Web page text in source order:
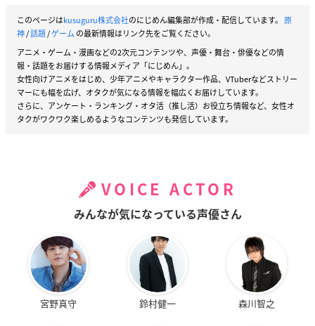
このページはkusuguru株式会社のにじめん編集部が作成・配信しています。 原
神/話題/ゲーム の最新情報はリンク先をご覧ください。
アニメ・ゲーム・漫画などの2次元コンテンツや、声優・舞台・俳優などの情
報・話題をお届けする情報メディア「にじめん」。
女性向けアニメをはじめ、少年アニメやキャラクター作品、VTuberなどストリー
マーにも幅を広げ、オタクが気になる情報を幅広くお届けしています。
さらに、アンケート・ランキング・オタ活（推し活）お役立ち情報など、女性オ
タクがワクワク楽しめるようなコンテンツも発信しています。
VOICE ACTOR
みんなが気になっている声優さん
宮野真守 鈴村健一 森川智之